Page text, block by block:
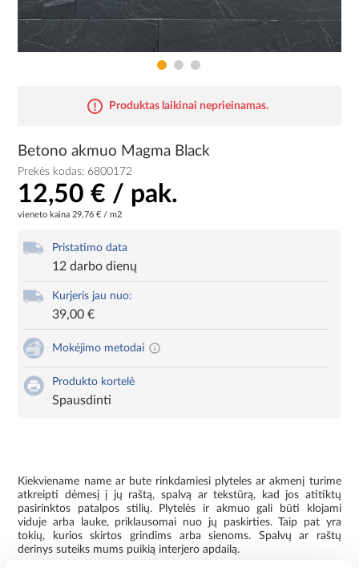
Produktas laikinai neprieinamas.
Betono akmuo Magma Black
Prekės kodas: 6800172
12,50 € / pak.
vieneto kaina 29,76 € / m2
Pristatimo data
12 darbo dienų
Kurjeris jau nuo:
39,00 €
Mokėjimo metodai
Produkto kortelė
Spausdinti
Kiekviename name ar bute rinkdamiesi plyteles ar akmenį turime
atkreipti dėmesį į jų raštą, spalvą ar tekstūrą, kad jos atitiktų
pasirinktos patalpos stilių. Plytelės ir akmuo gali būti klojami
viduje arba lauke, priklausomai nuo jų paskirties. Taip pat yra
tokių, kurios skirtos grindims arba sienoms. Spalvų ar raštų
derinys suteiks mums puikią interjero apdailą.